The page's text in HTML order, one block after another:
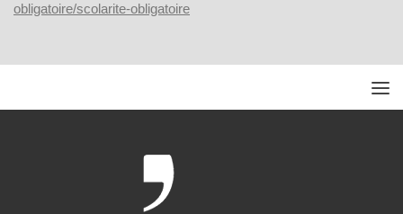
obligatoire/scolarite-obligatoire